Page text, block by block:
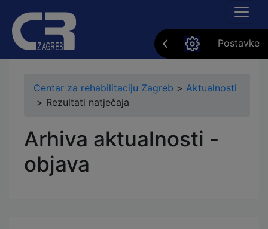
Postavke
Centar za rehabilitaciju Zagreb > Aktualnosti
> Rezultati natječaja
Arhiva aktualnosti -
objava